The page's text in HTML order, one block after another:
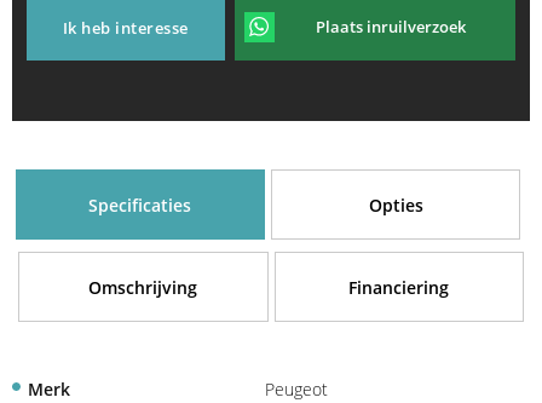
Ik heb interesse Plaats inruilverzoek
Specificaties Opties
Omschrijving Financiering
Merk
Peugeot